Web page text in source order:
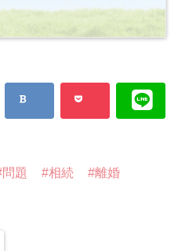
問題 相続 離婚